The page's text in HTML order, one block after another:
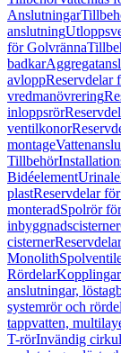
Anslutningar
anslutning
för Golvränna
badkar
avloppReservdelar
vredmanövrering
inloppsrör
ventilkonor
montage
Tillbehör
Bidéelement
plastReservdelar
monteradSpolrör
inbyggnadscisterner
cisterner
Monolith
RördelarKopplingar
anslutningar,
systemrör och
tappvatten,
T-rörInvändig